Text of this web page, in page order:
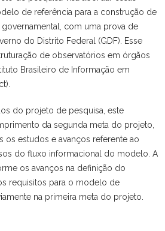
de referência para a construção de
com uma prova de
do Distrito Federal (GDF). Esse
de observatórios em órgãos
Brasileiro de Informação em
do projeto de pesquisa, este
da segunda meta do projeto,
os estudos e avanços referente ao
do fluxo informacional do modelo. A
os avanços na definição do
requisitos para o modelo de
na primeira meta do projeto.